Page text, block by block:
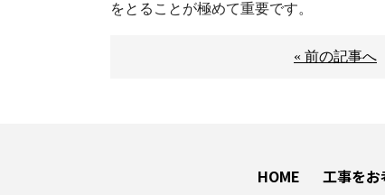
をとることが極めて重要です。
« 前の記事へ
HOME 工事を